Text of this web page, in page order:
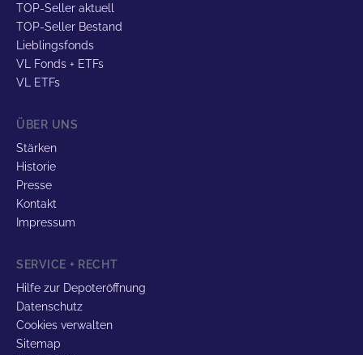
TOP-Seller aktuell
TOP-Seller Bestand
Lieblingsfonds
VL Fonds + ETFs
VL ETFs
ÜBER UNS
Stärken
Historie
Presse
Kontakt
Impressum
SERVICE + RECHT
Hilfe zur Depoteröffnung
Datenschutz
Cookies verwalten
Sitemap